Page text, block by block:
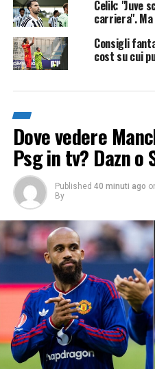
Celik: "Juve
carriera".
Consigli
cost su cui
Dove vedere
Psg in tv? Dazn o
Published 40 minuti ago
By